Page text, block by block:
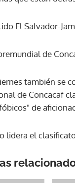
El Salvador-
de
también se
de Concacaf
de
lidera el